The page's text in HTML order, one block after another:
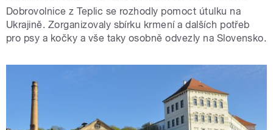
Dobrovolnice z Teplic se rozhodly pomoct útulku na
Ukrajině. Zorganizovaly sbírku krmení a dalších potřeb
pro psy a kočky a vše taky osobně odvezly na Slovensko.